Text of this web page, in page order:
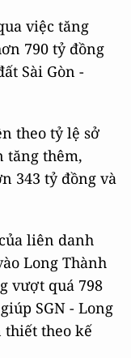
việc tăng
790 tỷ đồng
Sài Gòn -
theo tỷ lệ sở
tăng thêm,
343 tỷ đồng và
liên danh
Long Thành
vượt quá 798
SGN - Long
thiết theo kế